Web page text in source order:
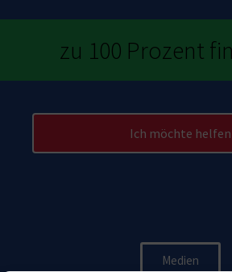
zu 100 Prozent
Ich möchte helfen
Medien